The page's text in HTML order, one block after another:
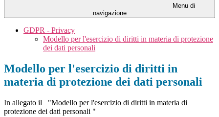
Menu di
navigazione
GDPR - Privacy
Modello per l'esercizio di diritti in materia di protezione
dei dati personali
Modello per l'esercizio di diritti in
materia di protezione dei dati personali
In allegato il "Modello per l'esercizio di diritti in materia di
protezione dei dati personali "